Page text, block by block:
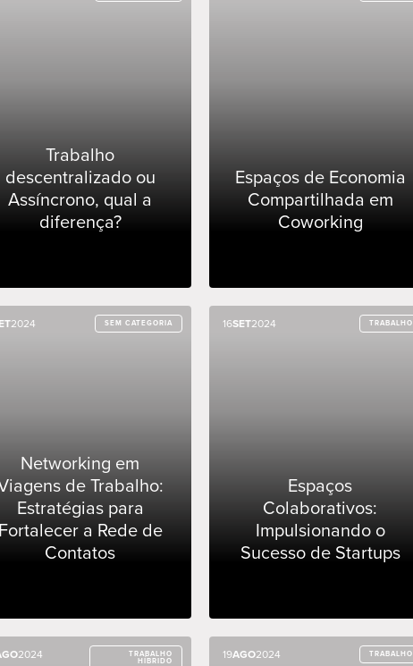
Trabalho
descentralizado ou
Assíncrono, qual a
diferença?
Espaços de Economia
Compartilhada em
Coworking
2024 SEM CATEGORIA
Networking em
de Trabalho:
Estratégias para
Fortalecer a Rede de
Contatos
2024 SEM CATEGORIA 16SET2024 TRABALHO
Espaços
Colaborativos:
Impulsionando o
Sucesso de Startups
16SET2024 TRABALHO
2024
TRABALHO
HÍBRIDO
2024
TRABALHO
HÍBRIDO
19AGO2024 TRABALHO
19AGO2024 TRABALHO